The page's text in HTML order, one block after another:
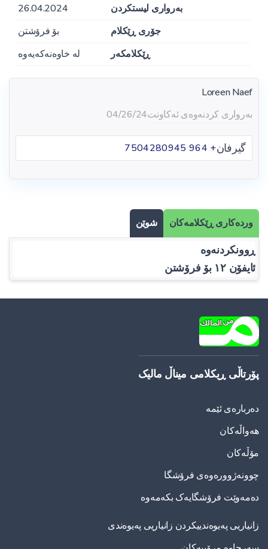
بەرواری لیستکردن
26.04.2024
جۆری ڕێکلام
بۆ فرۆشتن
ڕێکلامکەر
لە خاوەنەکەیەوە
Loreen Naef
بەرواری کردنەوەی ئەکاونت04/26/24
گیرفان+ 964 7504280945
وردەکاری ڕێکلامەکان شوێن
ڕوونکردنەوە
ئایفۆن ١٢ بۆ فرۆشتن
پۆرتاڵی ڕیکلامی میناڵ مالیک
دەربارەی ئێمە
هەواڵەکان
مۆڵەکان
چوونەژوورەوەی فرۆشگا
دەمەوێت فرۆشگایەک بکەمەوە
زانیاریی په‌یوه‌ندییكردن زانیاریی په‌یوه‌ندی